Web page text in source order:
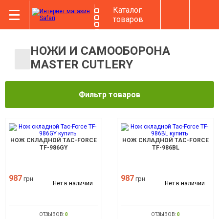
Каталог
товаров
НОЖИ И САМООБОРОНА
MASTER CUTLERY
Фильтр товаров
НОЖ СКЛАДНОЙ TAC-FORCE
TF-986GY
987 грн
Нет в наличии
ОТЗЫВОВ:0
НОЖ СКЛАДНОЙ TAC-FORCE
TF-986BL
987 грн
Нет в наличии
ОТЗЫВОВ:0